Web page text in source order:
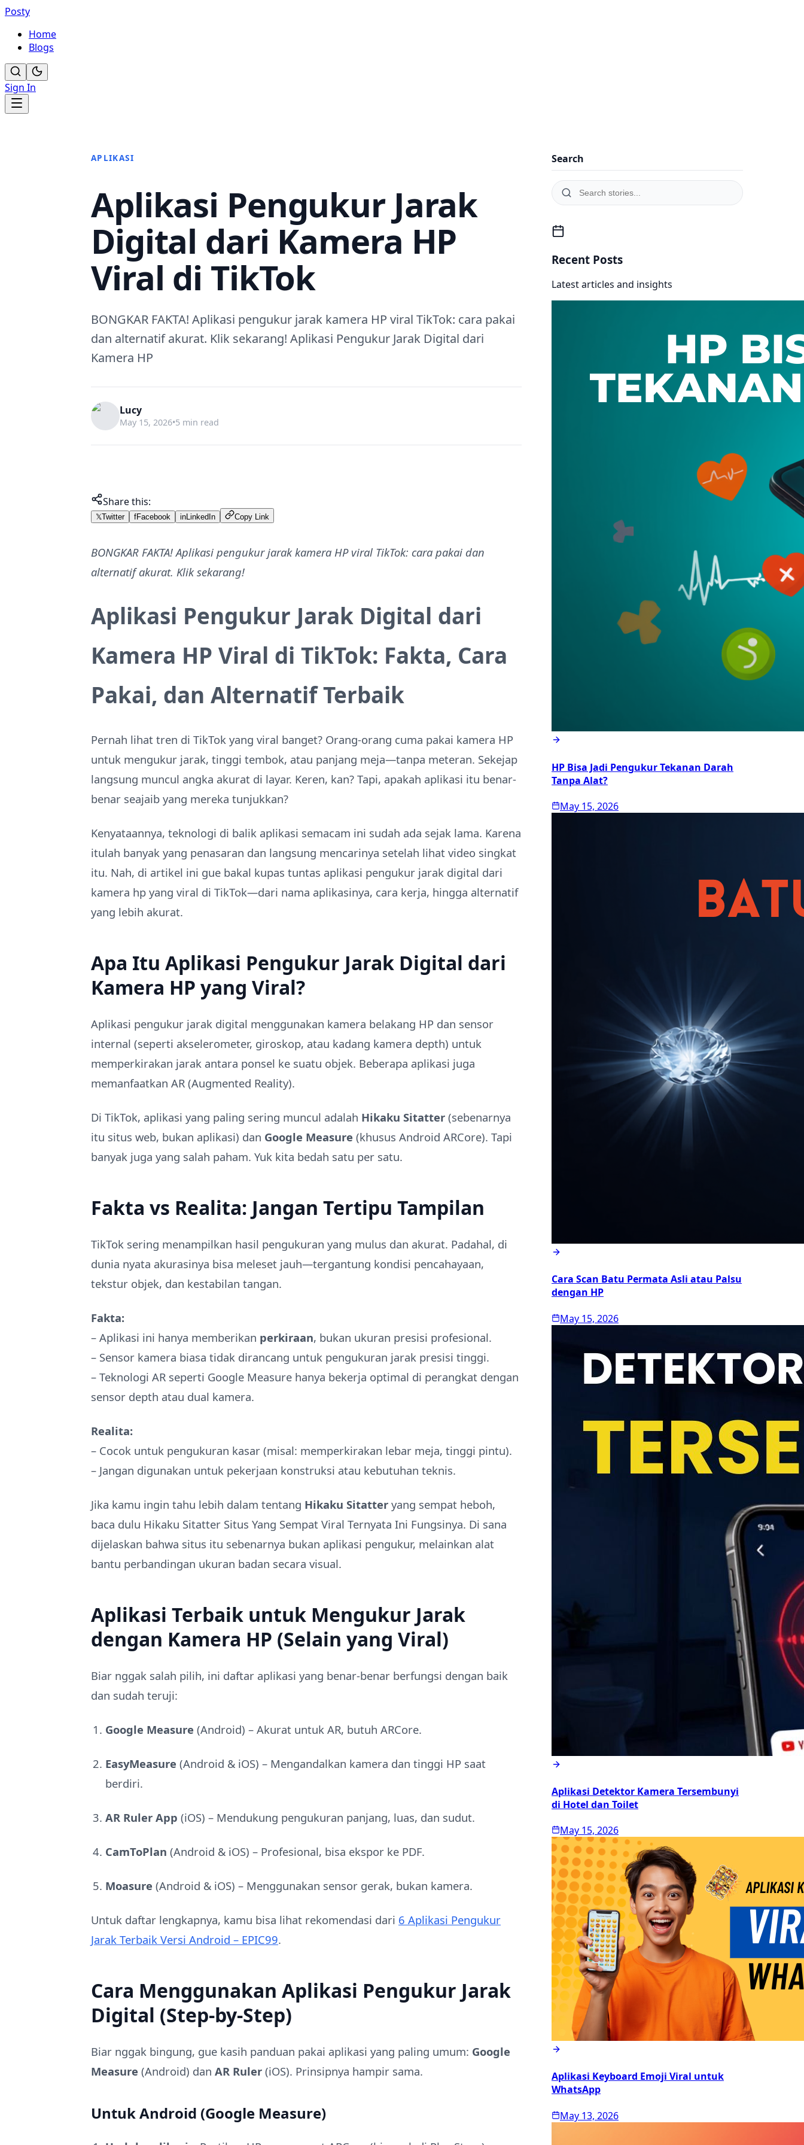
Posty
Home
Blogs
Sign In
APLIKASI
Aplikasi Pengukur Jarak
Digital dari Kamera HP
Viral di TikTok
BONGKAR FAKTA! Aplikasi pengukur jarak kamera HP viral TikTok: cara pakai
dan alternatif akurat. Klik sekarang! Aplikasi Pengukur Jarak Digital dari
Kamera HP
Lucy
May 15, 2026•5 min read
Share this:
𝕏Twitter fFacebook inLinkedIn Copy Link
BONGKAR FAKTA! Aplikasi pengukur jarak kamera HP viral TikTok: cara pakai dan
alternatif akurat. Klik sekarang!
Aplikasi Pengukur Jarak Digital dari
Kamera HP Viral di TikTok: Fakta, Cara
Pakai, dan Alternatif Terbaik
Pernah lihat tren di TikTok yang viral banget? Orang-orang cuma pakai kamera HP
untuk mengukur jarak, tinggi tembok, atau panjang meja—tanpa meteran. Sekejap
langsung muncul angka akurat di layar. Keren, kan? Tapi, apakah aplikasi itu benar-
benar seajaib yang mereka tunjukkan?
Kenyataannya, teknologi di balik aplikasi semacam ini sudah ada sejak lama. Karena
itulah banyak yang penasaran dan langsung mencarinya setelah lihat video singkat
itu. Nah, di artikel ini gue bakal kupas tuntas aplikasi pengukur jarak digital dari
kamera hp yang viral di TikTok—dari nama aplikasinya, cara kerja, hingga alternatif
yang lebih akurat.
Apa Itu Aplikasi Pengukur Jarak Digital dari
Kamera HP yang Viral?
Aplikasi pengukur jarak digital menggunakan kamera belakang HP dan sensor
internal (seperti akselerometer, giroskop, atau kadang kamera depth) untuk
memperkirakan jarak antara ponsel ke suatu objek. Beberapa aplikasi juga
memanfaatkan AR (Augmented Reality).
Di TikTok, aplikasi yang paling sering muncul adalah Hikaku Sitatter (sebenarnya
itu situs web, bukan aplikasi) dan Google Measure (khusus Android ARCore). Tapi
banyak juga yang salah paham. Yuk kita bedah satu per satu.
Fakta vs Realita: Jangan Tertipu Tampilan
TikTok sering menampilkan hasil pengukuran yang mulus dan akurat. Padahal, di
dunia nyata akurasinya bisa meleset jauh—tergantung kondisi pencahayaan,
tekstur objek, dan kestabilan tangan.
Fakta:
– Aplikasi ini hanya memberikan perkiraan, bukan ukuran presisi profesional.
– Sensor kamera biasa tidak dirancang untuk pengukuran jarak presisi tinggi.
– Teknologi AR seperti Google Measure hanya bekerja optimal di perangkat dengan
sensor depth atau dual kamera.
Realita:
– Cocok untuk pengukuran kasar (misal: memperkirakan lebar meja, tinggi pintu).
– Jangan digunakan untuk pekerjaan konstruksi atau kebutuhan teknis.
Jika kamu ingin tahu lebih dalam tentang Hikaku Sitatter yang sempat heboh,
baca dulu Hikaku Sitatter Situs Yang Sempat Viral Ternyata Ini Fungsinya. Di sana
dijelaskan bahwa situs itu sebenarnya bukan aplikasi pengukur, melainkan alat
bantu perbandingan ukuran badan secara visual.
Aplikasi Terbaik untuk Mengukur Jarak
dengan Kamera HP (Selain yang Viral)
Biar nggak salah pilih, ini daftar aplikasi yang benar-benar berfungsi dengan baik
dan sudah teruji:
Google Measure (Android) – Akurat untuk AR, butuh ARCore.
EasyMeasure (Android & iOS) – Mengandalkan kamera dan tinggi HP saat
berdiri.
AR Ruler App (iOS) – Mendukung pengukuran panjang, luas, dan sudut.
CamToPlan (Android & iOS) – Profesional, bisa ekspor ke PDF.
Moasure (Android & iOS) – Menggunakan sensor gerak, bukan kamera.
Untuk daftar lengkapnya, kamu bisa lihat rekomendasi dari 6 Aplikasi Pengukur
Jarak Terbaik Versi Android – EPIC99.
Cara Menggunakan Aplikasi Pengukur Jarak
Digital (Step-by-Step)
Biar nggak bingung, gue kasih panduan pakai aplikasi yang paling umum: Google
Measure (Android) dan AR Ruler (iOS). Prinsipnya hampir sama.
Untuk Android (Google Measure)
Search
Recent Posts
Latest articles and insights
HP Bisa Jadi Pengukur Tekanan Darah
Tanpa Alat?
May 15, 2026
Cara Scan Batu Permata Asli atau Palsu
dengan HP
May 15, 2026
Aplikasi Detektor Kamera Tersembunyi
di Hotel dan Toilet
May 15, 2026
Aplikasi Keyboard Emoji Viral untuk
WhatsApp
May 13, 2026